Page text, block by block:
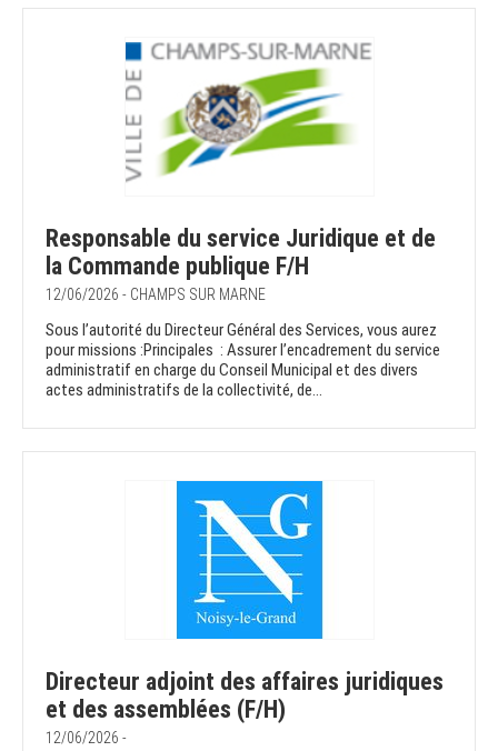
Responsable du service Juridique et de
la Commande publique F/H
12/06/2026 - CHAMPS SUR MARNE
Sous l’autorité du Directeur Général des Services, vous aurez
pour missions :Principales : Assurer l’encadrement du service
administratif en charge du Conseil Municipal et des divers
actes administratifs de la collectivité, de...
Directeur adjoint des affaires juridiques
et des assemblées (F/H)
12/06/2026 -